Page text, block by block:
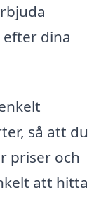
dina
så att du
priser och
att hitta